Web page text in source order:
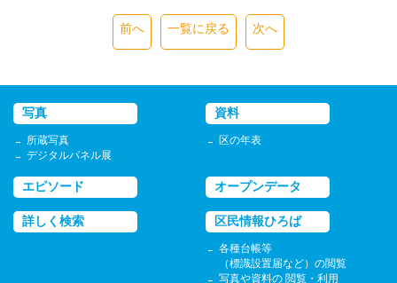
前へ 一覧に戻る 次へ
写真
所蔵写真
デジタルパネル展
資料
区の年表
エピソード オープンデータ
詳しく検索 区民情報ひろば
各種台帳等
（標識設置届など）の閲覧
写真や資料の 閲覧・利用